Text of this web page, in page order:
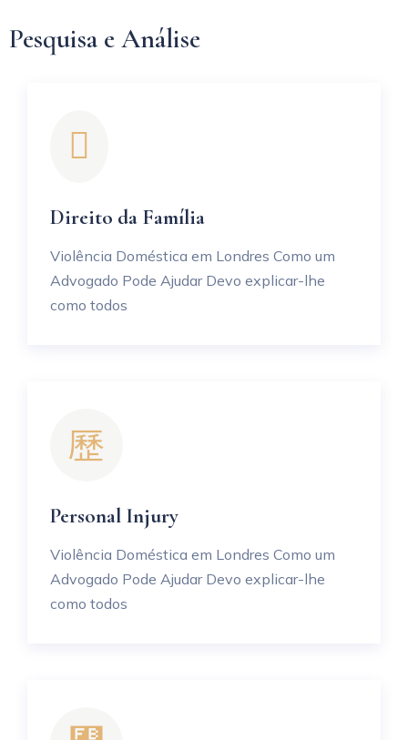
Pesquisa e Análise
Direito da Família
Violência Doméstica em Londres Como um
Advogado Pode Ajudar Devo explicar-lhe
como todos
Personal Injury
Violência Doméstica em Londres Como um
Advogado Pode Ajudar Devo explicar-lhe
como todos